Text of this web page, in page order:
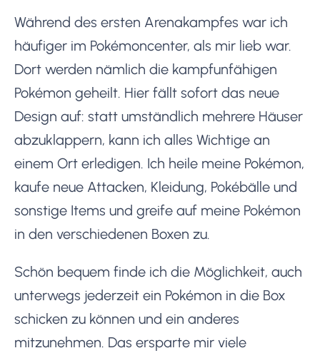
Während des ersten Arenakampfes war ich
häufiger im Pokémoncenter, als mir lieb war.
Dort werden nämlich die kampfunfähigen
Pokémon geheilt. Hier fällt sofort das neue
Design auf: statt umständlich mehrere Häuser
abzuklappern, kann ich alles Wichtige an
einem Ort erledigen. Ich heile meine Pokémon,
kaufe neue Attacken, Kleidung, Pokébälle und
sonstige Items und greife auf meine Pokémon
in den verschiedenen Boxen zu.
Schön bequem finde ich die Möglichkeit, auch
unterwegs jederzeit ein Pokémon in die Box
schicken zu können und ein anderes
mitzunehmen. Das ersparte mir viele